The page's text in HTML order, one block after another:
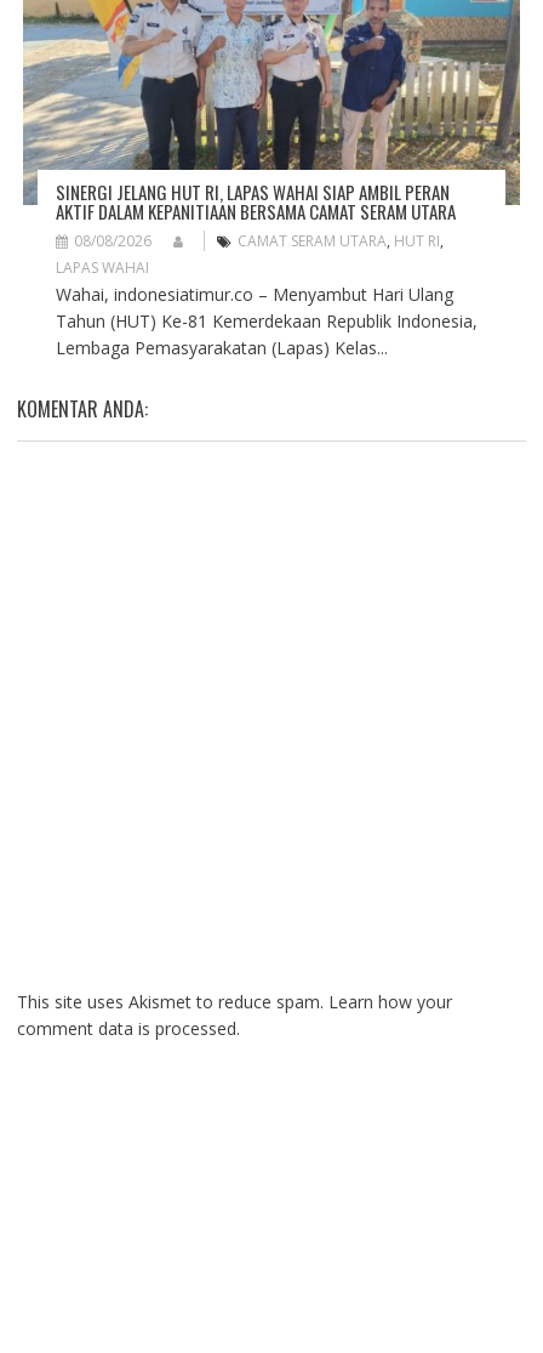
SINERGI JELANG HUT RI, LAPAS WAHAI SIAP AMBIL PERAN
AKTIF DALAM KEPANITIAAN BERSAMA CAMAT SERAM UTARA
08/08/2026 CAMAT SERAM UTARA, HUT RI,
LAPAS WAHAI
Wahai, indonesiatimur.co – Menyambut Hari Ulang
Tahun (HUT) Ke-81 Kemerdekaan Republik Indonesia,
Lembaga Pemasyarakatan (Lapas) Kelas...
KOMENTAR ANDA:
This site uses Akismet to reduce spam. Learn how your
comment data is processed.